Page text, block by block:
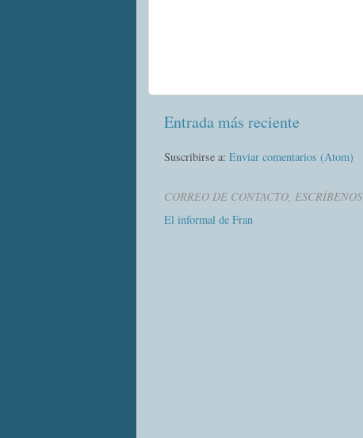
Entrada más reciente
Suscribirse a: Enviar comentarios (Atom)
CORREO DE CONTACTO, ESCRÍBENOS
El informal de Fran